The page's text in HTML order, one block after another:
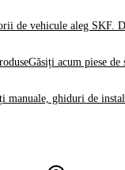
de vehicule aleg SKF.
Găsiți acum piese
manuale, ghiduri de